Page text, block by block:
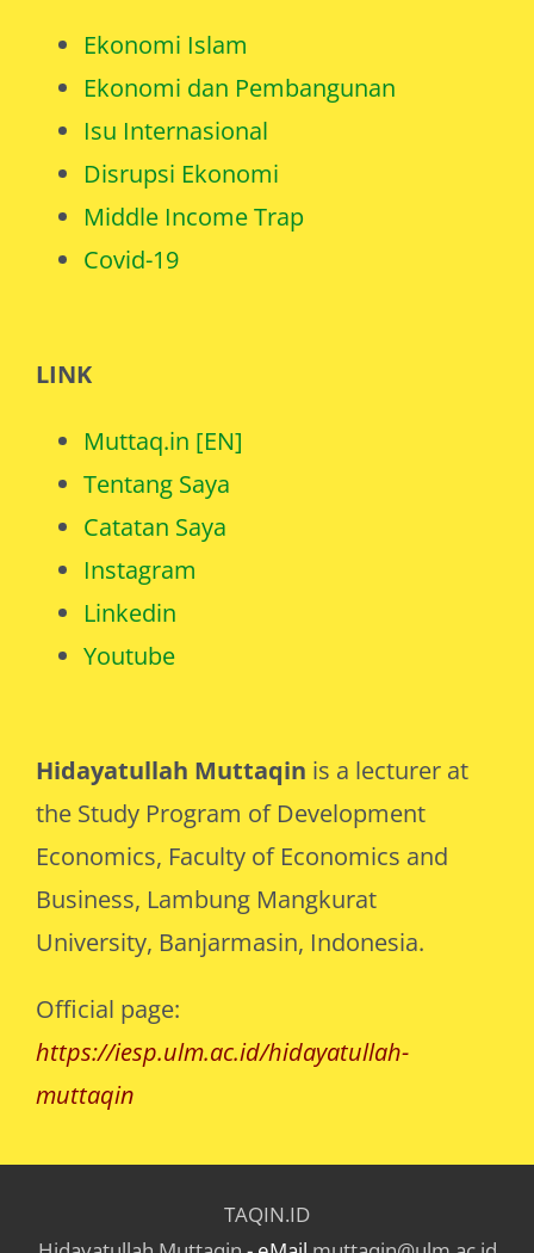
Hidayatullah Muttaqin is a lecturer at
the Study Program of Development
Economics, Faculty of Economics and
Business, Lambung Mangkurat
University, Banjarmasin, Indonesia.
Official page:
https://iesp.ulm.ac.id/hidayatullah-
muttaqin
Ekonomi Islam
Ekonomi dan Pembangunan
Isu Internasional
Disrupsi Ekonomi
Middle Income Trap
Covid-19
LINK
Muttaq.in [EN]
Tentang Saya
Catatan Saya
Instagram
Linkedin
Youtube
TAQIN.ID